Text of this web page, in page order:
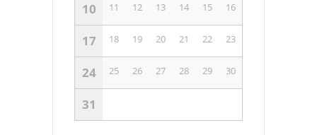
10 11 12 13 14 15 16
17 18 19 20 21 22 23
24 25 26 27 28 29 30
31